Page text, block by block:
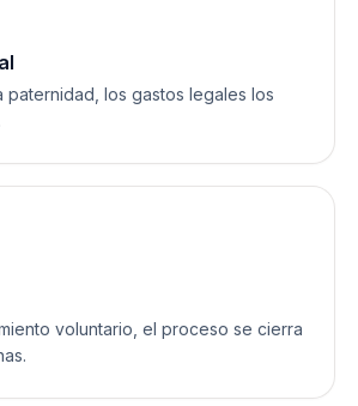
paternidad, los gastos legales los
voluntario, el proceso se cierra